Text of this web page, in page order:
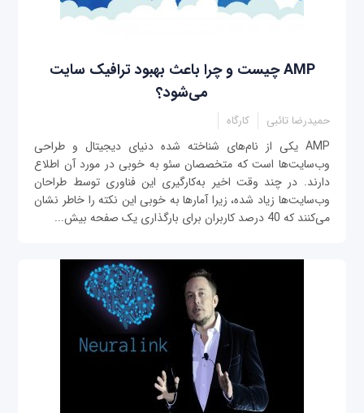
AMP چیست و چرا باعث بهبود ترافیک سایت
می‌شود؟
حمیدرضا تائبی کارگاه
AMP یکی از نام‌های شناخته شده دنیای دیجیتال و طراحی
وب‌سایت‌ها است که متخصصان سئو به خوبی در مورد آن اطلاع
دارند. در چند وقت اخیر به‌کارگیری این فناوری توسط طراحان
وب‌سایت‌ها زیاد شده، زیرا آمارها به خوبی این نکته را خاطر نشان
می‌کنند که 40 درصد کاربران برای بارگذاری یک صفحه بیش...